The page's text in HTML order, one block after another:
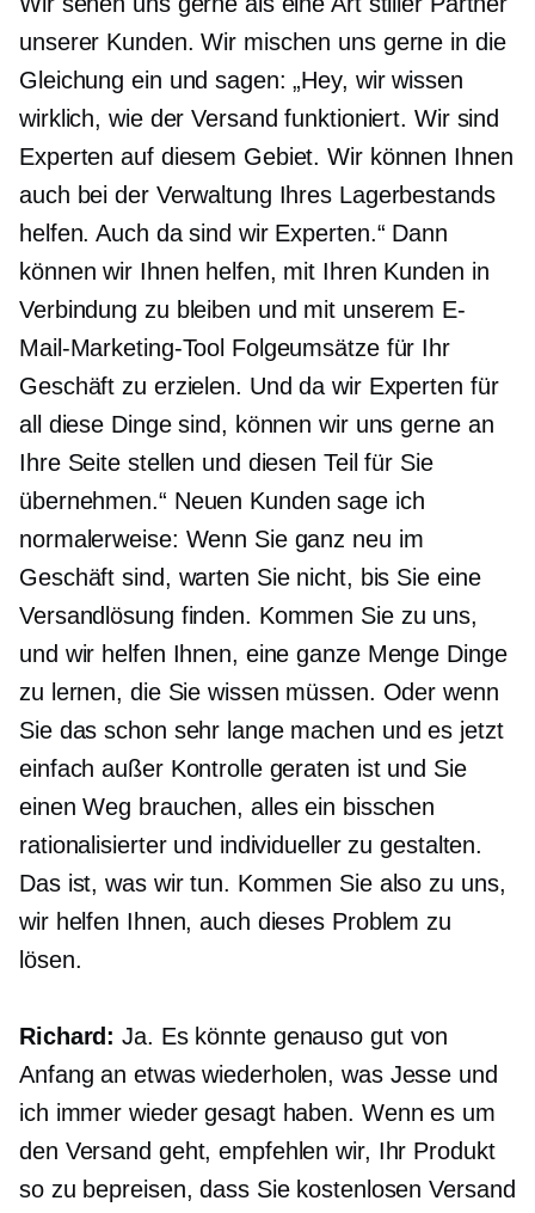
unserer Kunden. Wir mischen uns gerne in die
Gleichung ein und sagen: „Hey, wir wissen
wirklich, wie der Versand funktioniert. Wir sind
Experten auf diesem Gebiet. Wir können Ihnen
auch bei der Verwaltung Ihres Lagerbestands
helfen. Auch da sind wir Experten.“ Dann
können wir Ihnen helfen, mit Ihren Kunden in
Verbindung zu bleiben und mit unserem E-
Mail-Marketing-Tool Folgeumsätze für Ihr
Geschäft zu erzielen. Und da wir Experten für
all diese Dinge sind, können wir uns gerne an
Ihre Seite stellen und diesen Teil für Sie
übernehmen.“ Neuen Kunden sage ich
normalerweise: Wenn Sie ganz neu im
Geschäft sind, warten Sie nicht, bis Sie eine
Versandlösung finden. Kommen Sie zu uns,
und wir helfen Ihnen, eine ganze Menge Dinge
zu lernen, die Sie wissen müssen. Oder wenn
Sie das schon sehr lange machen und es jetzt
einfach außer Kontrolle geraten ist und Sie
einen Weg brauchen, alles ein bisschen
rationalisierter und individueller zu gestalten.
Das ist, was wir tun. Kommen Sie also zu uns,
wir helfen Ihnen, auch dieses Problem zu
lösen.
Richard: Ja. Es könnte genauso gut von
Anfang an etwas wiederholen, was Jesse und
ich immer wieder gesagt haben. Wenn es um
den Versand geht, empfehlen wir, Ihr Produkt
so zu bepreisen, dass Sie kostenlosen Versand